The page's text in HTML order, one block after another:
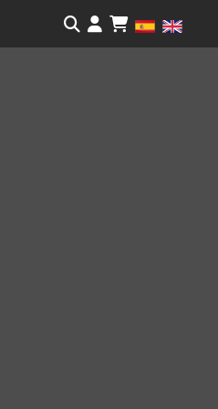
Identifícate